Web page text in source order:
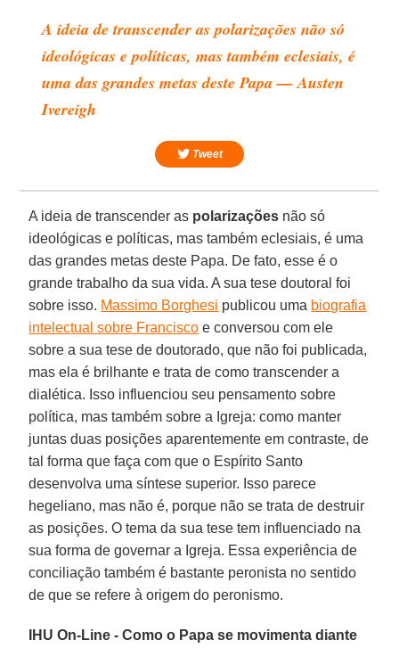
A ideia de transcender as polarizações não só
ideológicas e políticas, mas também eclesiais, é
uma das grandes metas deste Papa — Austen
Ivereigh
Tweet
A ideia de transcender as polarizações não só
ideológicas e políticas, mas também eclesiais, é uma
das grandes metas deste Papa. De fato, esse é o
grande trabalho da sua vida. A sua tese doutoral foi
sobre isso. Massimo Borghesi publicou uma biografia
intelectual sobre Francisco e conversou com ele
sobre a sua tese de doutorado, que não foi publicada,
mas ela é brilhante e trata de como transcender a
dialética. Isso influenciou seu pensamento sobre
política, mas também sobre a Igreja: como manter
juntas duas posições aparentemente em contraste, de
tal forma que faça com que o Espírito Santo
desenvolva uma síntese superior. Isso parece
hegeliano, mas não é, porque não se trata de destruir
as posições. O tema da sua tese tem influenciado na
sua forma de governar a Igreja. Essa experiência de
conciliação também é bastante peronista no sentido
de que se refere à origem do peronismo.
IHU On-Line - Como o Papa se movimenta diante